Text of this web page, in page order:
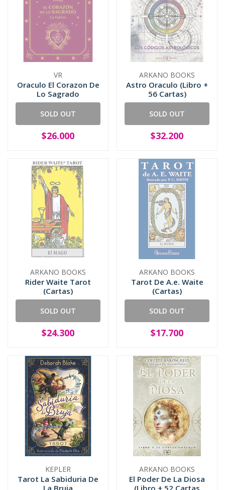
VR
Oraculo El Corazon De
Lo Sagrado
SOLD OUT
$26.000
ARKANO BOOKS
Astro Oraculo (Libro +
56 Cartas)
SOLD OUT
$32.200
ARKANO BOOKS
Rider Waite Tarot
(Cartas)
SOLD OUT
$24.300
ARKANO BOOKS
Tarot De A.e. Waite
(Cartas)
SOLD OUT
$17.700
KEPLER
Tarot La Sabiduria De
La Bruja
ARKANO BOOKS
El Poder De La Diosa
(Libro + 52 Cartas